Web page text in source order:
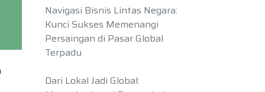
Navigasi Bisnis Lintas Negara:
Kunci Sukses Memenangi
Persaingan di Pasar Global
Terpadu
Dari Lokal Jadi Global: